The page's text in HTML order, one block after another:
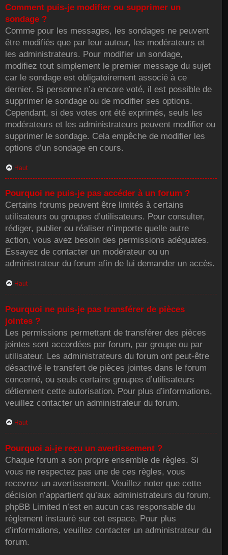
Comment puis-je modifier ou supprimer un
sondage ?
Comme pour les messages, les sondages ne peuvent
être modifiés que par leur auteur, les modérateurs et
les administrateurs. Pour modifier un sondage,
modifiez tout simplement le premier message du sujet
car le sondage est obligatoirement associé à ce
dernier. Si personne n’a encore voté, il est possible de
supprimer le sondage ou de modifier ses options.
Cependant, si des votes ont été exprimés, seuls les
modérateurs et les administrateurs peuvent modifier ou
supprimer le sondage. Cela empêche de modifier les
options d’un sondage en cours.
Haut
Pourquoi ne puis-je pas accéder à un forum ?
Certains forums peuvent être limités à certains
utilisateurs ou groupes d’utilisateurs. Pour consulter,
rédiger, publier ou réaliser n’importe quelle autre
action, vous avez besoin des permissions adéquates.
Essayez de contacter un modérateur ou un
administrateur du forum afin de lui demander un accès.
Haut
Pourquoi ne puis-je pas transférer de pièces
jointes ?
Les permissions permettant de transférer des pièces
jointes sont accordées par forum, par groupe ou par
utilisateur. Les administrateurs du forum ont peut-être
désactivé le transfert de pièces jointes dans le forum
concerné, ou seuls certains groupes d’utilisateurs
détiennent cette autorisation. Pour plus d’informations,
veuillez contacter un administrateur du forum.
Haut
Pourquoi ai-je reçu un avertissement ?
Chaque forum a son propre ensemble de règles. Si
vous ne respectez pas une de ces règles, vous
recevrez un avertissement. Veuillez noter que cette
décision n’appartient qu’aux administrateurs du forum,
phpBB Limited n’est en aucun cas responsable du
règlement instauré sur cet espace. Pour plus
d’informations, veuillez contacter un administrateur du
forum.